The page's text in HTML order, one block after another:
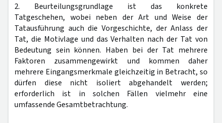
2. Beurteilungsgrundlage ist das konkrete
Tatgeschehen, wobei neben der Art und Weise der
Tatausführung auch die Vorgeschichte, der Anlass der
Tat, die Motivlage und das Verhalten nach der Tat von
Bedeutung sein können. Haben bei der Tat mehrere
Faktoren zusammengewirkt und kommen daher
mehrere Eingangsmerkmale gleichzeitig in Betracht, so
dürfen diese nicht isoliert abgehandelt werden;
erforderlich ist in solchen Fällen vielmehr eine
umfassende Gesamtbetrachtung.